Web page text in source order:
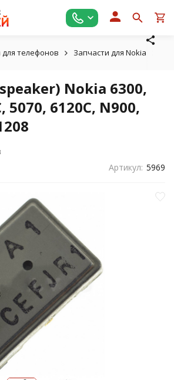
для телефонов Запчасти для Nokia
Nokia 6300,
5070, 6120C, N900,
Артикул: 5969